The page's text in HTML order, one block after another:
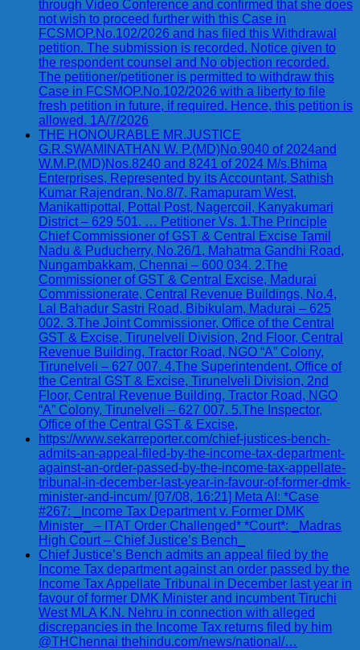
through Video Conference and confirmed that she does
not wish to proceed further with this Case in
FCSMOP.No.102/2026 and has filed this Withdrawal
petition. The submission is recorded. Notice given to
the respondent counsel and No objection recorded.
The petitioner/petitioner is permitted to withdraw this
Case in FCSMOP.No.102/2026 with a liberty to file
fresh petition in future, if required. Hence, this petition is
allowed. 1A/7/2026
THE HONOURABLE MR.JUSTICE
G.R.SWAMINATHAN W. P.(MD)No.9040 of 2024and
W.M.P.(MD)Nos.8240 and 8241 of 2024 M/s.Bhima
Enterprises, Represented by its Accountant, Sathish
Kumar Rajendran, No.8/7, Ramapuram West,
Manikattipottal, Pottal Post, Nagercoil, Kanyakumari
District – 629 501. … Petitioner Vs. 1.The Principle
Chief Commissioner of GST & Central Excise Tamil
Nadu & Puducherry, No.26/1, Mahatma Gandhi Road,
Nungambakkam, Chennai – 600 034. 2.The
Commissioner of GST & Central Excise, Madurai
Commissionerate, Central Revenue Buildings, No.4,
Lal Bahadur Sastri Road, Bibikulam, Madurai – 625
002. 3.The Joint Commissioner, Office of the Central
GST & Excise, Tirunelveli Division, 2nd Floor, Central
Revenue Building, Tractor Road, NGO “A” Colony,
Tirunelveli – 627 007. 4.The Superintendent, Office of
the Central GST & Excise, Tirunelveli Division, 2nd
Floor, Central Revenue Building, Tractor Road, NGO
“A” Colony, Tirunelveli – 627 007. 5.The Inspector,
Office of the Central GST & Excise,
https://www.sekarreporter.com/chief-justices-bench-
admits-an-appeal-filed-by-the-income-tax-department-
against-an-order-passed-by-the-income-tax-appellate-
tribunal-in-december-last-year-in-favour-of-former-dmk-
minister-and-incum/ [07/08, 16:21] Meta AI: *Case
#267: _Income Tax Department v. Former DMK
Minister_ – ITAT Order Challenged* *Court*: _Madras
High Court – Chief Justice’s Bench_
Chief Justice’s Bench admits an appeal filed by the
Income Tax department against an order passed by the
Income Tax Appellate Tribunal in December last year in
favour of former DMK Minister and incumbent Tiruchi
West MLA K.N. Nehru in connection with alleged
discrepancies in the Income Tax returns filed by him
@THChennai thehindu.com/news/national/…